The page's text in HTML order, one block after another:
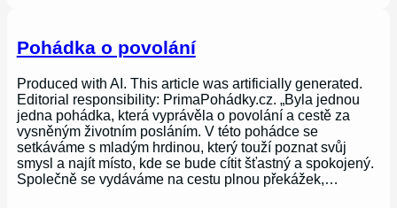
Pohádka o povolání
Produced with AI. This article was artificially generated.
Editorial responsibility: PrimaPohádky.cz. „Byla jednou
jedna pohádka, která vyprávěla o povolání a cestě za
vysněným životním posláním. V této pohádce se
setkáváme s mladým hrdinou, který touží poznat svůj
smysl a najít místo, kde se bude cítit šťastný a spokojený.
Společně se vydáváme na cestu plnou překážek,…